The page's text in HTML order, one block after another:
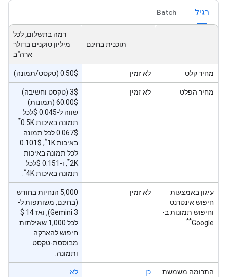
רגיל Batch
תוכנית בחינם
רמה בתשלום, לכל
מיליון טוקנים בדולר
ארה"ב
מחיר קלט לא זמין ‫0.50$ (טקסט/תמונה)
מחיר הפלט לא זמין
‫3$ (טקסט וחשיבה)
‫60.00$ (תמונות)
שווה ל-0.045 $לכל
תמונה באיכות 0.5K
*
‫0.067$ לכל תמונה
באיכות 1K
*
, ‫0.101$
לכל תמונה באיכות
2K
*
, ו-0.151 $לכל
תמונה באיכות 4K
*
עיגון באמצעות
חיפוש אינטרנט
וחיפוש תמונות ב-
Google
**
לא זמין
‫5,000 הנחיות בחודש
(בחינם, משותפות ל-
לכל 1,000 שאילתות
חיפוש להארקה
מבוססת-טקסט
ותמונה.
התרומה משמשת
כן לא